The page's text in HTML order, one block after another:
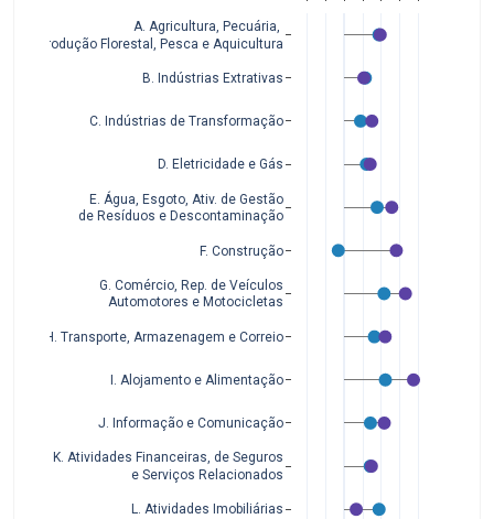
L. Atividades Imobiliárias
K. Atividades Financeiras, de Seguros
e Serviços Relacionados
J. Informação e Comunicação
I. Alojamento e Alimentação
H. Transporte, Armazenagem e Correio
G. Comércio, Rep. de Veículos
Automotores e Motocicletas
F. Construção
E. Água, Esgoto, Ativ. de Gestão
de Resíduos e Descontaminação
D. Eletricidade e Gás
C. Indústrias de Transformação
B. Indústrias Extrativas
A. Agricultura, Pecuária,
Produção Florestal, Pesca e Aquicultura